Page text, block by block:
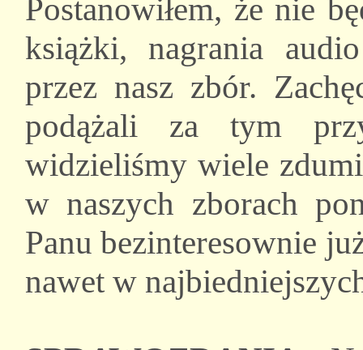
Postanowiłem, że nie
książki, nagrania
przez nasz zbór.
podążali za tym
widzieliśmy wiele
w naszych zborach
Panu bezinteresownie
nawet w